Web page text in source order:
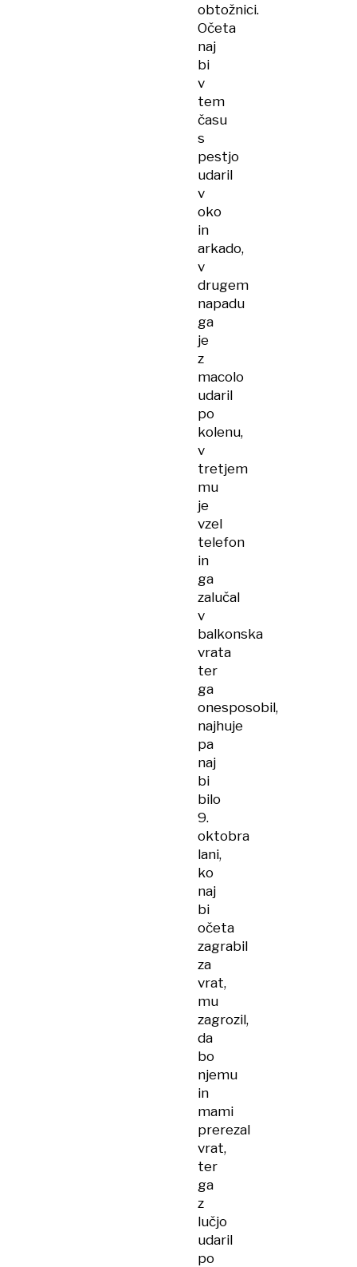
obtožnici.
Očeta
naj
bi
v
tem
času
s
pestjo
udaril
v
oko
in
arkado,
v
drugem
napadu
ga
je
z
macolo
udaril
po
kolenu,
v
tretjem
mu
je
vzel
telefon
in
ga
zalučal
v
balkonska
vrata
ter
ga
onesposobil,
najhuje
pa
naj
bi
bilo
9.
oktobra
lani,
ko
naj
bi
očeta
zagrabil
za
vrat,
mu
zagrozil,
da
bo
njemu
in
mami
prerezal
vrat,
ter
ga
z
lučjo
udaril
po